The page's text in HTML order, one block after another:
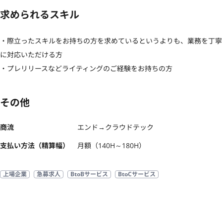
求められるスキル
・際立ったスキルをお持ちの方を求めているというよりも、業務を丁寧
に対応いただける方
・プレリリースなどライティングのご経験をお持ちの方
その他
商流
エンド→クラウドテック
支払い方法（精算幅）
月額（140H～180H）
上場企業 急募求人 BtoBサービス BtoCサービス